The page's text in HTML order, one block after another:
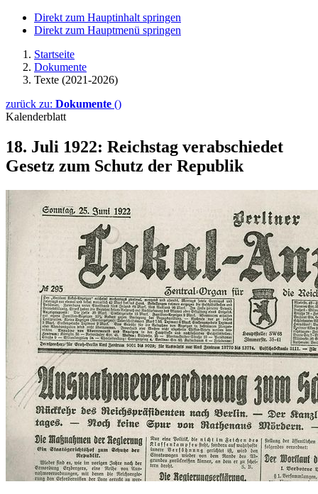
Direkt zum Hauptinhalt springen
Direkt zum Hauptmenü springen
Startseite
Dokumente
Texte (2021-2026)
zurück zu: Dokumente ()
Kalenderblatt
18. Juli 1922: Reichstag verabschiedet
Gesetz zum Schutz der Republik